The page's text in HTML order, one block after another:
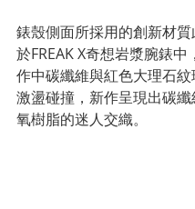
錶殼側面所採用的創新材
於FREAK X奇想岩漿腕錶
作中碳纖維與紅色大理石
激盪碰撞，新作呈現出碳
氧樹脂的迷人交織。